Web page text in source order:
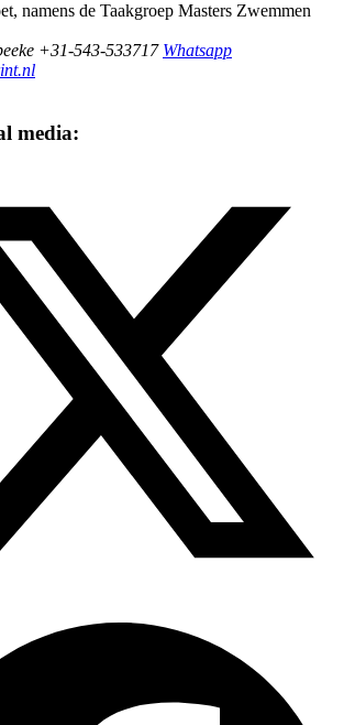
namens de Taakgroep Masters Zwemmen
+31-543-533717 Whatsapp
media: